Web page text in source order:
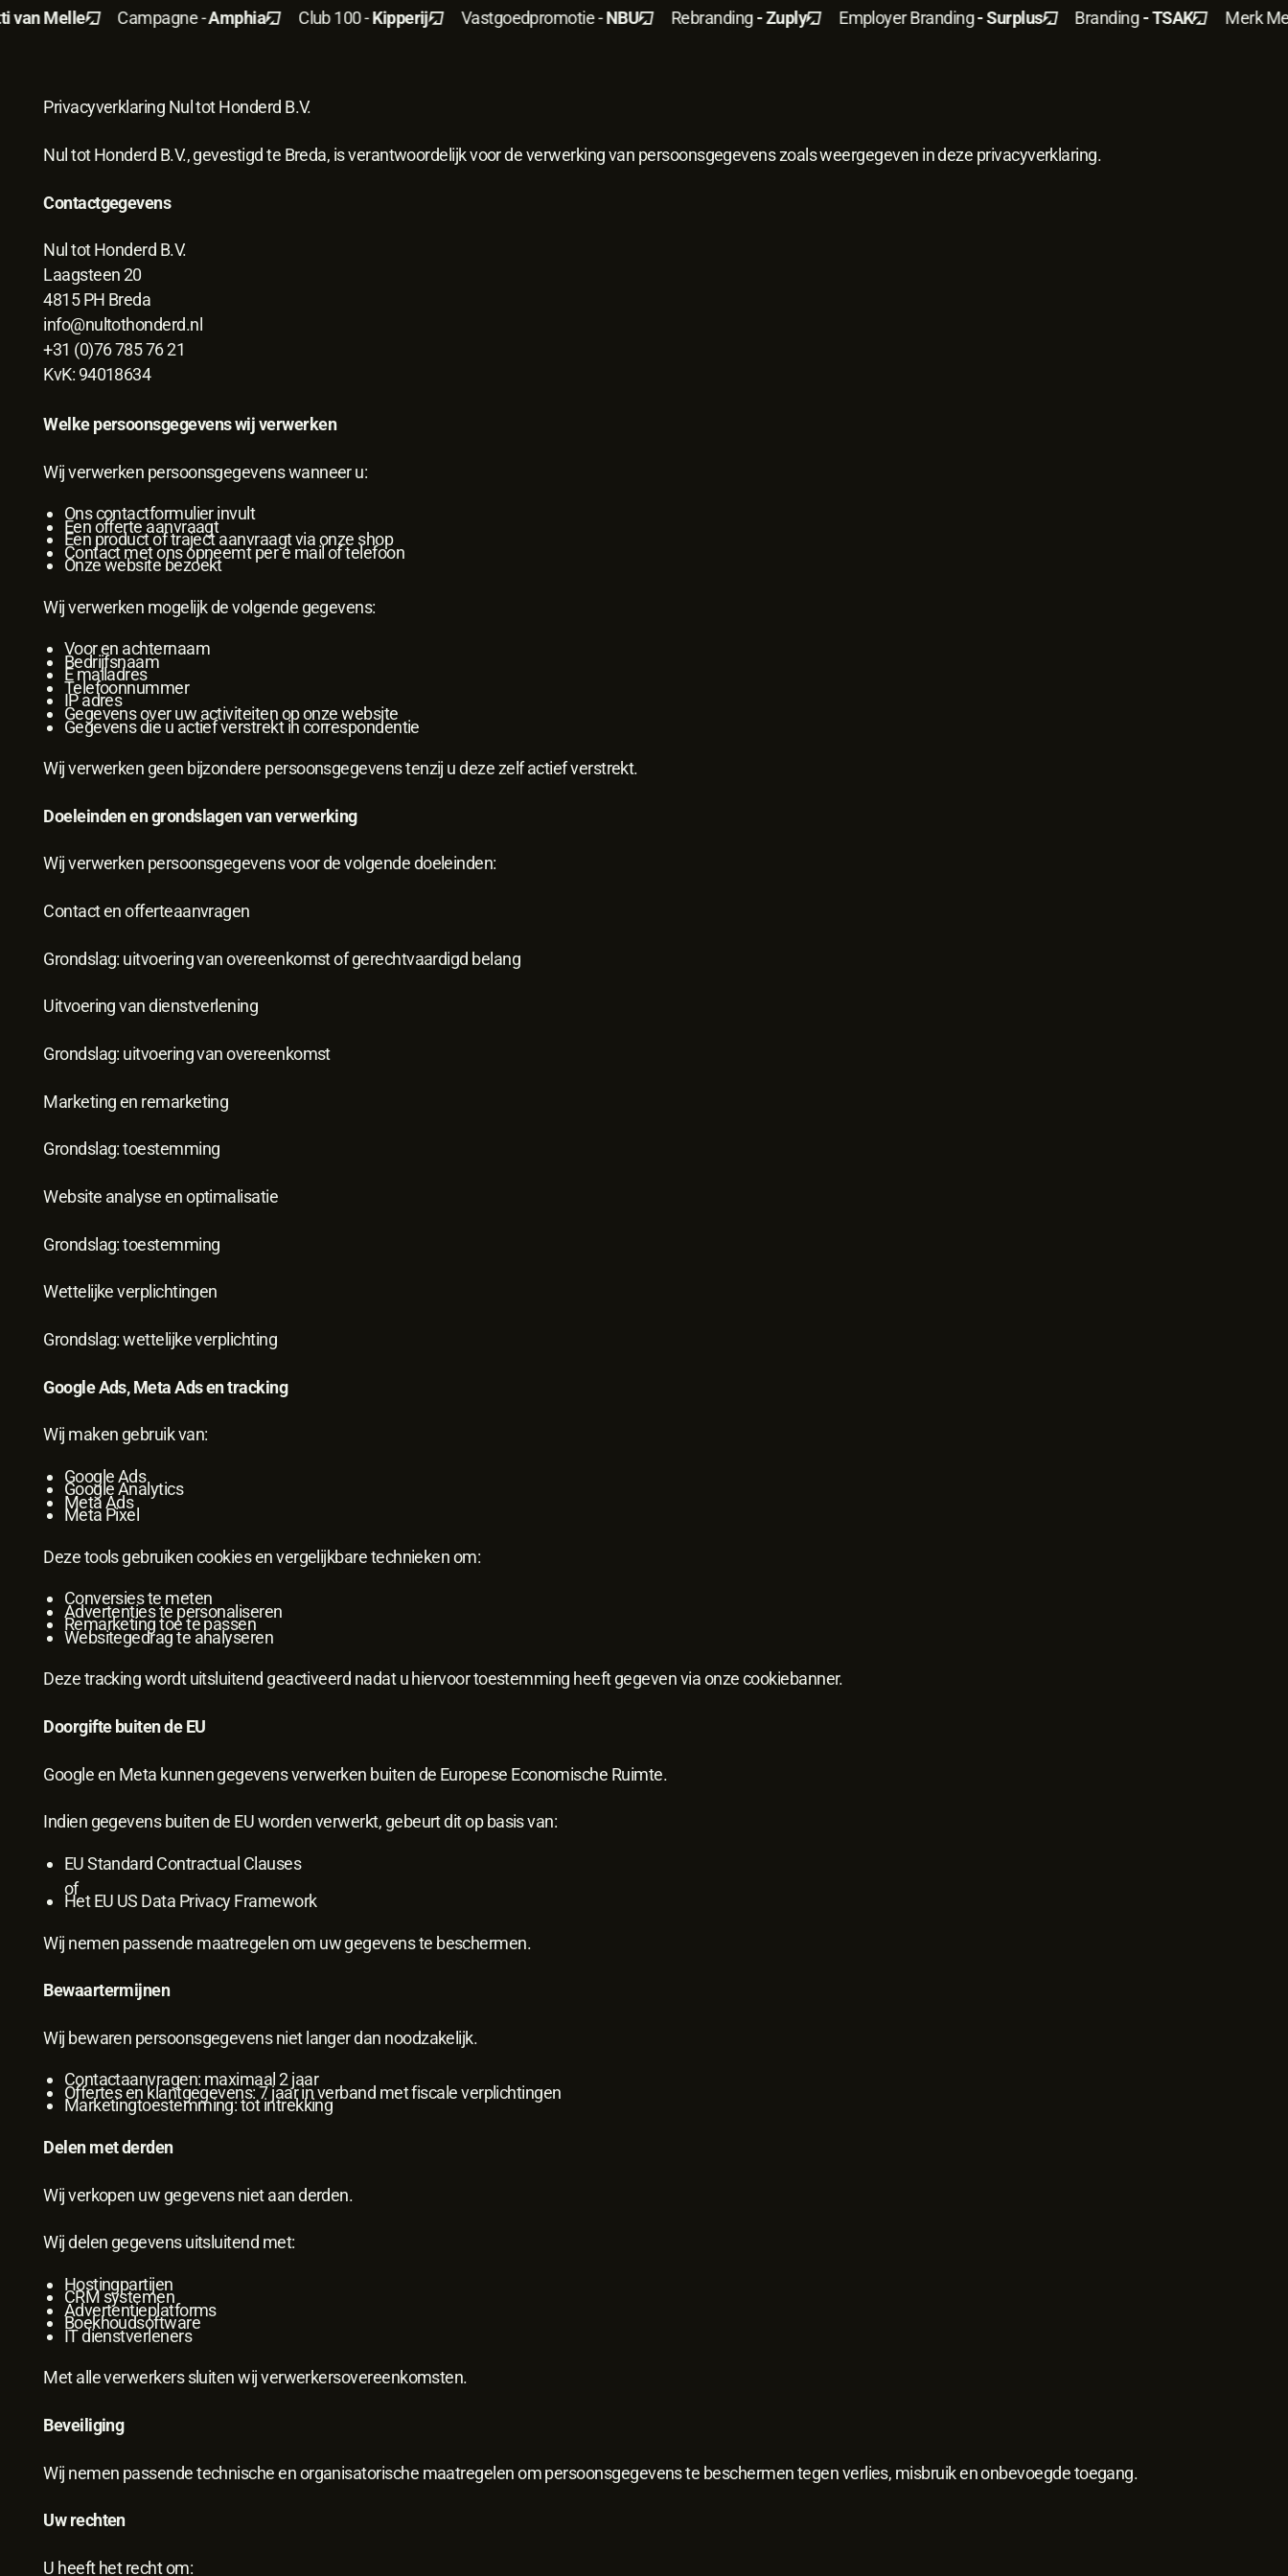
Melle Campagne -Amphia Club 100 -Kipperij Vastgoedpromotie -NBU Rebranding- Zuply Employer Branding- Surplus Branding- TSAK Merk
PRIVACYVERKLARING 2026
Privacyverklaring Nul tot Honderd B.V.
Nul tot Honderd B.V., gevestigd te Breda, is verantwoordelijk voor de verwerking van persoonsgegevens zoals weergegeven in deze privacyverklaring.
Contactgegevens
Nul tot Honderd B.V.
Laagsteen 20
4815 PH Breda
info@nultothonderd.nl
+31 (0)76 785 76 21
KvK: 94018634
Welke persoonsgegevens wij verwerken
Wij verwerken persoonsgegevens wanneer u:
Ons contactformulier invult
Een offerte aanvraagt
Een product of traject aanvraagt via onze shop
Contact met ons opneemt per e mail of telefoon
Onze website bezoekt
Wij verwerken mogelijk de volgende gegevens:
Voor en achternaam
Bedrijfsnaam
E mailadres
Telefoonnummer
IP adres
Gegevens over uw activiteiten op onze website
Gegevens die u actief verstrekt in correspondentie
Wij verwerken geen bijzondere persoonsgegevens tenzij u deze zelf actief verstrekt.
Doeleinden en grondslagen van verwerking
Wij verwerken persoonsgegevens voor de volgende doeleinden:
Contact en offerteaanvragen
Grondslag: uitvoering van overeenkomst of gerechtvaardigd belang
Uitvoering van dienstverlening
Grondslag: uitvoering van overeenkomst
Marketing en remarketing
Grondslag: toestemming
Website analyse en optimalisatie
Grondslag: toestemming
Wettelijke verplichtingen
Grondslag: wettelijke verplichting
Google Ads, Meta Ads en tracking
Wij maken gebruik van:
Google Ads
Google Analytics
Meta Ads
Meta Pixel
Deze tools gebruiken cookies en vergelijkbare technieken om:
Conversies te meten
Advertenties te personaliseren
Remarketing toe te passen
Websitegedrag te analyseren
Deze tracking wordt uitsluitend geactiveerd nadat u hiervoor toestemming heeft gegeven via onze cookiebanner.
Doorgifte buiten de EU
Google en Meta kunnen gegevens verwerken buiten de Europese Economische Ruimte.
Indien gegevens buiten de EU worden verwerkt, gebeurt dit op basis van:
EU Standard Contractual Clauses
of
Het EU US Data Privacy Framework
Wij nemen passende maatregelen om uw gegevens te beschermen.
Bewaartermijnen
Wij bewaren persoonsgegevens niet langer dan noodzakelijk.
Contactaanvragen: maximaal 2 jaar
Offertes en klantgegevens: 7 jaar in verband met fiscale verplichtingen
Marketingtoestemming: tot intrekking
Delen met derden
Wij verkopen uw gegevens niet aan derden.
Wij delen gegevens uitsluitend met:
Hostingpartijen
CRM systemen
Advertentieplatforms
Boekhoudsoftware
IT dienstverleners
Met alle verwerkers sluiten wij verwerkersovereenkomsten.
Beveiliging
Wij nemen passende technische en organisatorische maatregelen om persoonsgegevens te beschermen tegen verlies, misbruik en onbevoegde toegang.
Uw rechten
U heeft het recht om: